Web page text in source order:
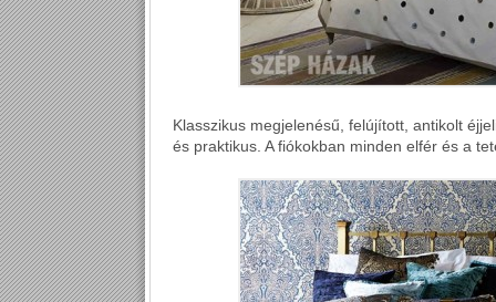
Klasszikus megjelenésű, felújított, antikolt
és praktikus. A fiókokban minden elfér és a